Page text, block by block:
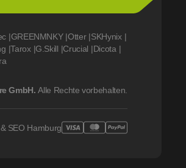
|GREENMNKY |Otter |SKHynix |
|Tarox |G.Skill |Crucial |Dicota |
GmbH.Alle Rechte vorbehalten.
SEO Hamburg